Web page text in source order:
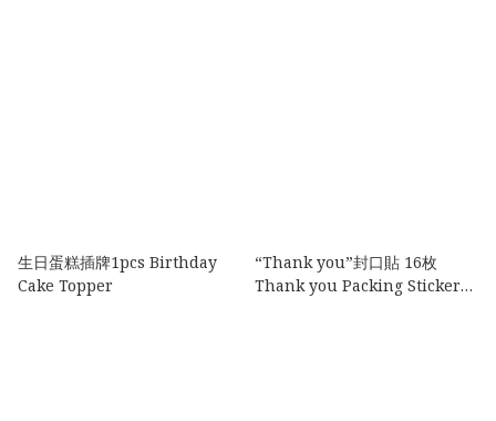
生日蛋糕插牌1pcs Birthday
Cake Topper
“Thank you”封口貼 16枚
Thank you Packing Sticker